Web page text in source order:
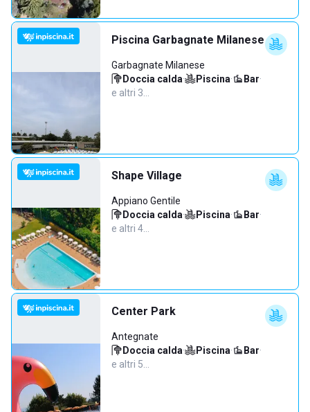
Piscina Garbagnate Milanese
Garbagnate Milanese
Doccia calda· Piscina· Bar·
e altri 3…
Shape Village
Appiano Gentile
Doccia calda· Piscina· Bar·
e altri 4…
Center Park
Antegnate
Doccia calda· Piscina· Bar·
e altri 5…